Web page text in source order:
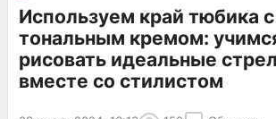
Используем край тюбика с
тональным кремом:
рисовать идеальные
вместе со стилистом